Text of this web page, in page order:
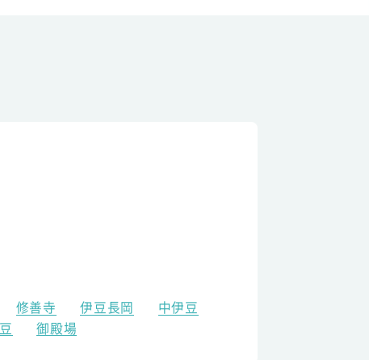
修善寺 伊豆長岡
中伊豆
御殿場